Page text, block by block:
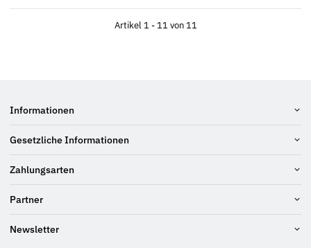
Artikel 1 - 11 von 11
Informationen
Gesetzliche Informationen
Zahlungsarten
Partner
Newsletter